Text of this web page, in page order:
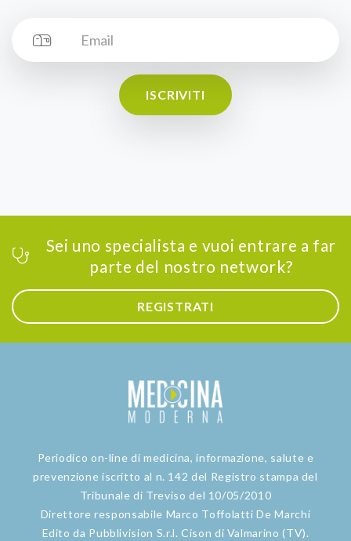
ISCRIVITI
Sei uno specialista e vuoi entrare a far
parte del nostro network?
REGISTRATI
Periodico on-line di medicina, informazione, salute e
prevenzione iscritto al n. 142 del Registro stampa del
Tribunale di Treviso del 10/05/2010
Direttore responsabile Marco Toffolatti De Marchi
Edito da Pubblivision S.r.l. Cison di Valmarino (TV).